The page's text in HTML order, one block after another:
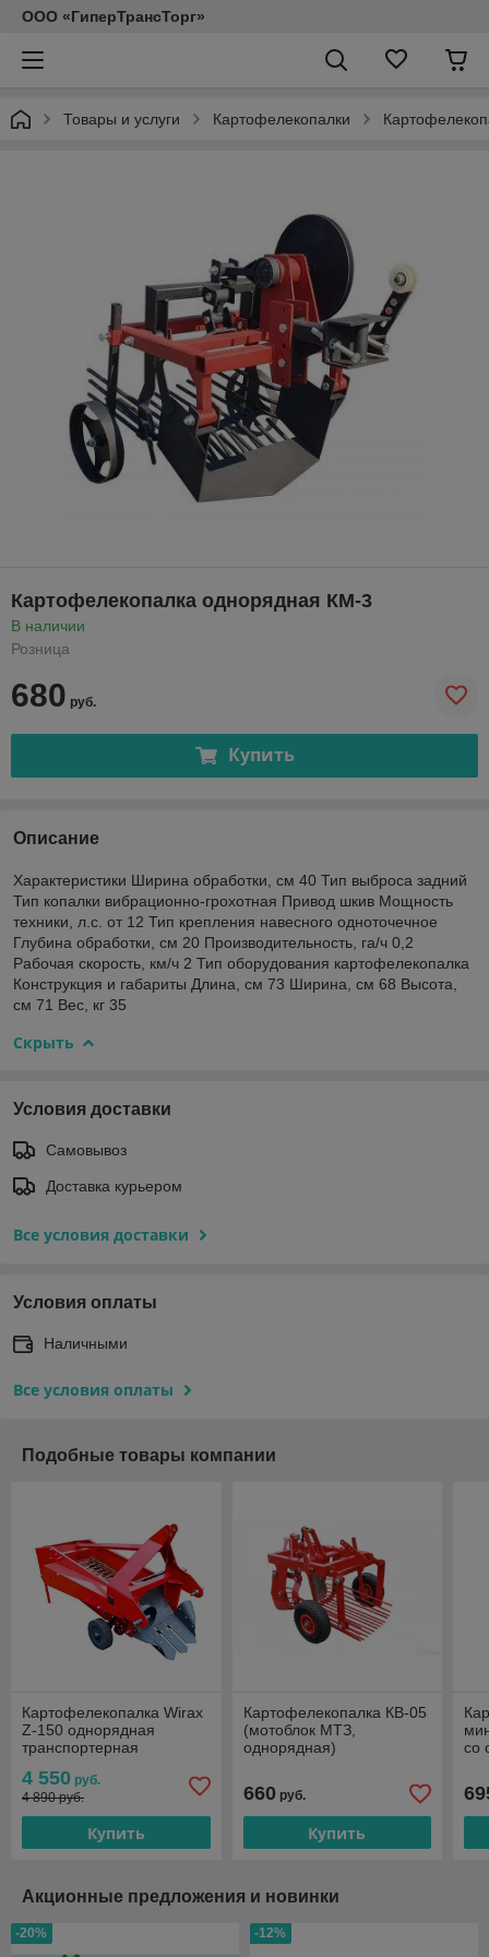
ООО «ГиперТрансТорг»
Товары и услуги Картофелекопалки
Картофелекопалка однорядная КМ-3
В наличии
Розница
680 руб.
Купить
Описание
Характеристики Ширина обработки, см 40 Тип выброса задний
Тип копалки вибрационно-грохотная Привод шкив Мощность
техники, л.с. от 12 Тип крепления навесного одноточечное
Глубина обработки, см 20 Производительность, га/ч 0,2
Рабочая скорость, км/ч 2 Тип оборудования картофелекопалка
Конструкция и габариты Длина, см 73 Ширина, см 68 Высота,
см 71 Вес, кг 35
Скрыть
Условия доставки
Самовывоз
Доставка курьером
Все условия доставки
Условия оплаты
Наличными
Все условия оплаты
Подобные товары компании
Картофелекопалка Wirax
Z-150 однорядная
транспортерная
4 550 руб.
4 890 руб.
Купить
Картофелекопалка КВ-05
(мотоблок МТЗ,
однорядная)
660руб.
Купить
со
Акционные предложения и новинки
-20% -12%